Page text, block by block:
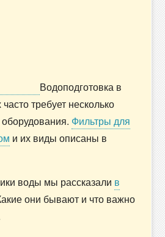
Водоподготовка в
требует несколько
оборудования. Фильтры для
и их виды описаны в
воды мы рассказали в
они бывают и что важно